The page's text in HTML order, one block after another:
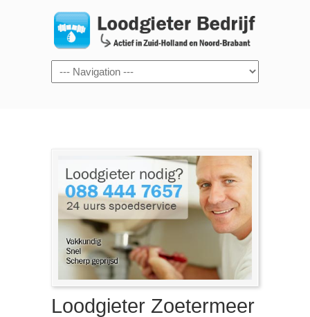
Navigation
Loodgieter Zoetermeer